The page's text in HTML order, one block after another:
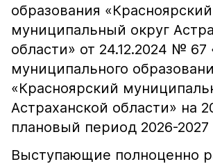
образования «Красноярский
муниципальный округ
области» от 24.12.2024 №
муниципального
«Красноярский
Астраханской области» на
плановый период 2026-2027
Выступающие полноценно